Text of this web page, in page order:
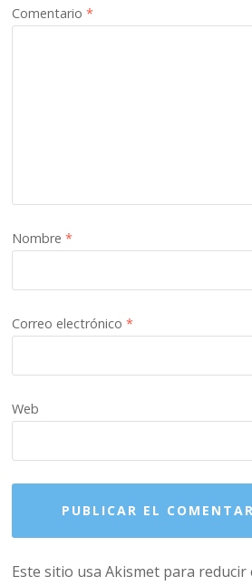
Comentario*
Nombre*
Correo electrónico*
Web
Este sitio usa Akismet para